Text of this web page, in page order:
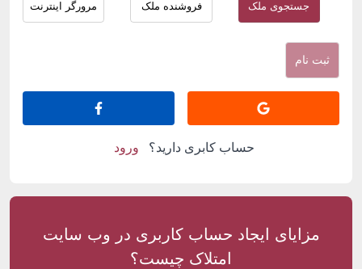
جستجوی ملک فروشنده ملک مرورگر اینترنت
ثبت نام
حساب کابری دارید؟ ورود
مزایای ایجاد حساب کاربری در وب سایت
امتلاک چیست؟